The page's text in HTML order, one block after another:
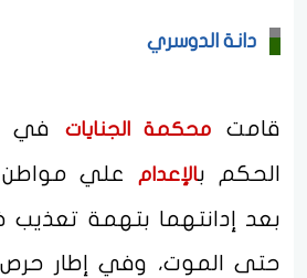
دانة الدوسري
قامت محكمة الجنايات في
الحكم بالإعدام علي مواطن
بعد إدانتهما بتهمة تعذيب
حتى الموت، وفي إطار